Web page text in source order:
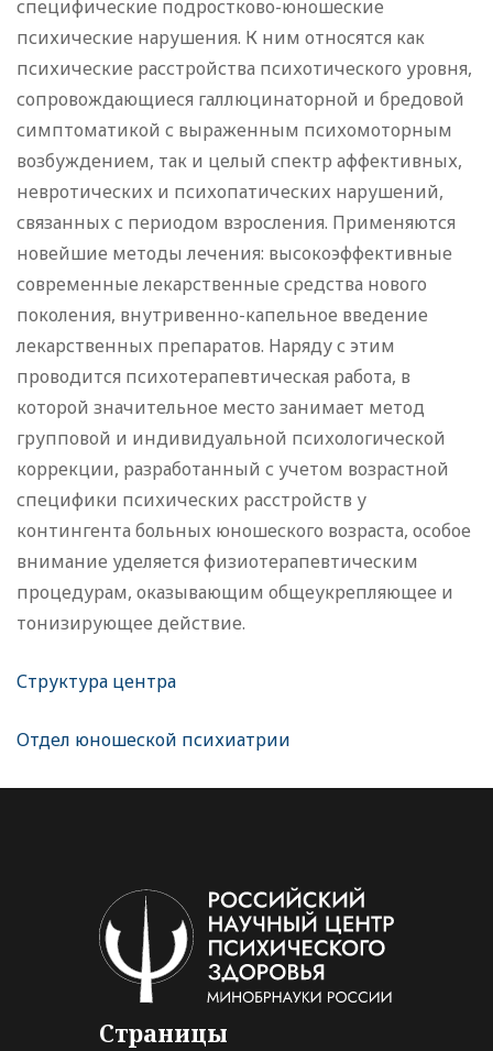
специфические подростково-юношеские
психические нарушения. К ним относятся как
психические расстройства психотического уровня,
сопровождающиеся галлюцинаторной и бредовой
симптоматикой с выраженным психомоторным
возбуждением, так и целый спектр аффективных,
невротических и психопатических нарушений,
связанных с периодом взросления. Применяются
новейшие методы лечения: высокоэффективные
современные лекарственные средства нового
поколения, внутривенно-капельное введение
лекарственных препаратов. Наряду с этим
проводится психотерапевтическая работа, в
которой значительное место занимает метод
групповой и индивидуальной психологической
коррекции, разработанный с учетом возрастной
специфики психических расстройств у
контингента больных юношеского возраста, особое
внимание уделяется физиотерапевтическим
процедурам, оказывающим общеукрепляющее и
тонизирующее действие.
Структура центра
Отдел юношеской психиатрии
Страницы